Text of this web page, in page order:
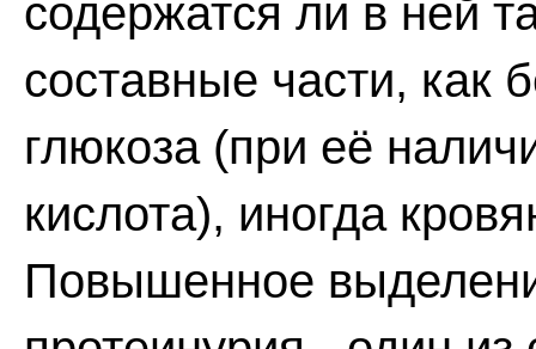
содержатся ли в ней
составные части, как
глюкоза (при её
кислота), иногда
Повышенное